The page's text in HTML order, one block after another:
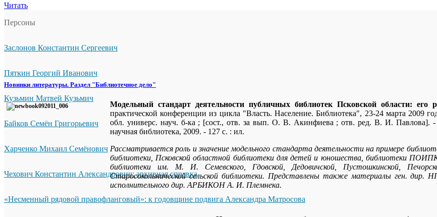
Читать
Персоны
Заслонов Константин Сергеевич
Пяткин Георгий Иванович
Кузьмин Матвей Кузьмич
Байков Семён Григорьевич
Харченко Михаил Семёнович
Чехович Константин Александрович: архивная справка
«Несменный рядовой правофланговый»: к годовщине подвига Александра Матросова
Новинки литературы. Раздел "Библиотечное дело"
Модельный стандарт деятельности публичных библиотек Псковской области: его
практической конференции из цикла "Власть. Население. Библиотека", 23-24 марта 2009
обл. универс. науч. б-ка ; [сост., отв. за вып. О. В. Акинфиева ; отв. ред. В. И. Павлова]. -
научная библиотека, 2009. - 127 с. : ил.
Рассматривается роль и значение модельного стандарта деятельности на примере
библиотеки, Псковской областной библиотеки для детей и юношества, библиотеки
библиотеки им. М. И. Семевского, Гдовской, Дедовичской, Пустошкинской,
Старосокольнической сельской библиотеки. Представлены также материалы ген.
исполнительного дир. АРБИКОН А. И. Племнека.